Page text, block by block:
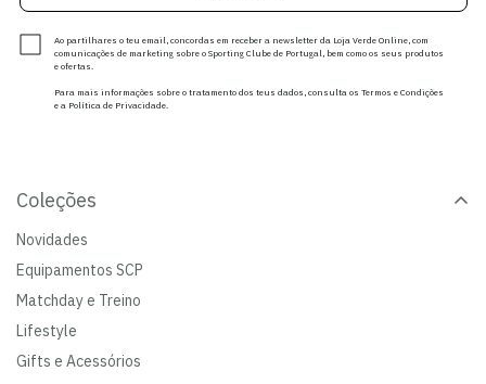
Ao partilhares o teu email, concordas em receber a newsletter da Loja Verde Online, com
comunicações de marketing sobre o Sporting Clube de Portugal, bem como os seus produtos
e ofertas.
Para mais informações sobre o tratamento dos teus dados, consulta os Termos e Condições
e a Política de Privacidade.
Coleções
Novidades
Equipamentos SCP
Matchday e Treino
Lifestyle
Gifts e Acessórios